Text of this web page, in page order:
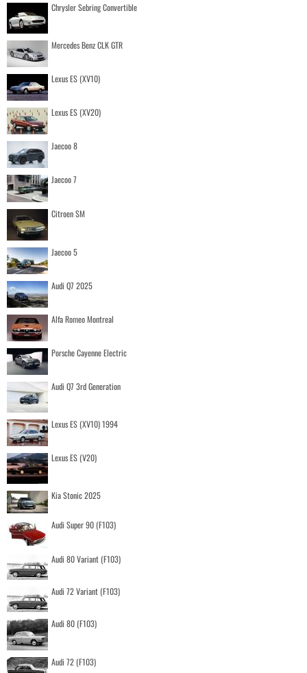
Chrysler Sebring Convertible
Mercedes Benz CLK GTR
Lexus ES (XV10)
Lexus ES (XV20)
Jaecoo 8
Jaecoo 7
Citroen SM
Jaecoo 5
Audi Q7 2025
Alfa Romeo Montreal
Porsche Cayenne Electric
Audi Q7 3rd Generation
Lexus ES (XV10) 1994
Lexus ES (V20)
Kia Stonic 2025
Audi Super 90 (F103)
Audi 80 Variant (F103)
Audi 72 Variant (F103)
Audi 80 (F103)
Audi 72 (F103)